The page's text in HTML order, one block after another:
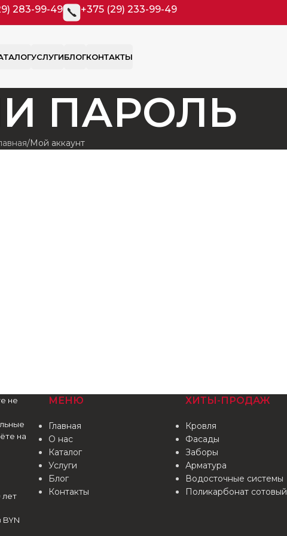
283-99-49 +375 (29) 233-99-49
УСЛУГИБЛОГКОНТАКТЫ
ПАРОЛЬ
Мой аккаунт
не
на
лет
BYN
МЕНЮ
Главная
О нас
Каталог
Услуги
Блог
Контакты
ХИТЫ-ПРОДАЖ
Кровля
Фасады
Заборы
Арматура
Водосточные системы
Поликарбонат сотовый